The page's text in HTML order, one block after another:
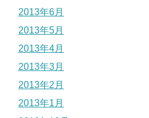
2013年6月
2013年5月
2013年4月
2013年3月
2013年2月
2013年1月